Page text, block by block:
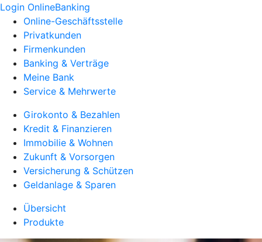
Login OnlineBanking
Online-Geschäftsstelle
Privatkunden
Firmenkunden
Banking & Verträge
Meine Bank
Service & Mehrwerte
Girokonto & Bezahlen
Kredit & Finanzieren
Immobilie & Wohnen
Zukunft & Vorsorgen
Versicherung & Schützen
Geldanlage & Sparen
Übersicht
Produkte